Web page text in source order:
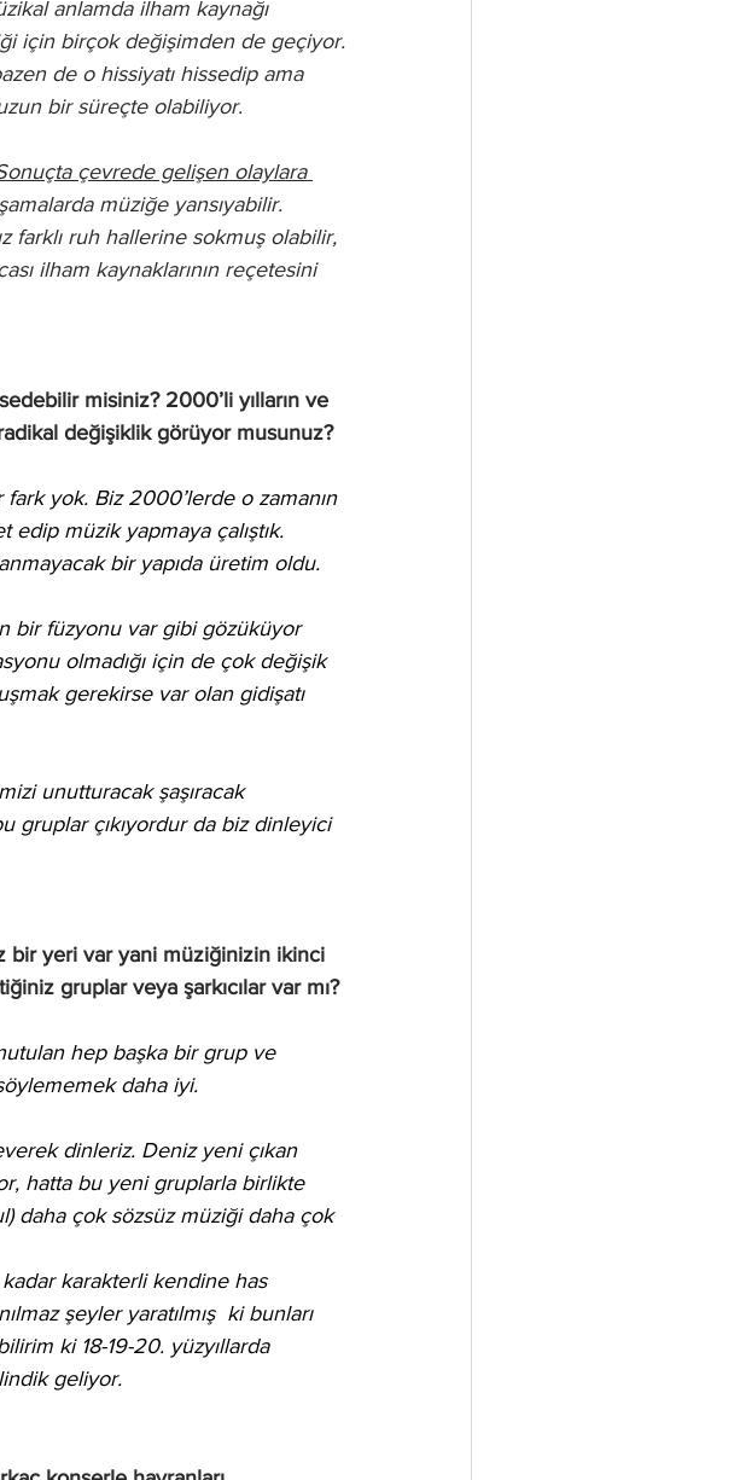
anlamda ilham kaynağı
için birçok değişimden de geçiyor.
de o hissiyatı hissedip ama
bir süreçte olabiliyor.
çevrede gelişen olaylara
müziğe yansıyabilir.
farklı ruh hallerine sokmuş olabilir,
ilham kaynaklarının reçetesini
misiniz? 2000’li yılların ve
değişiklik görüyor musunuz?
yok. Biz 2000’lerde o zamanın
edip müzik yapmaya çalıştık.
bir yapıda üretim oldu.
olmadığı için de çok değişik
gerekirse var olan gidişatı
unutturacak şaşıracak
gruplar çıkıyordur da biz dinleyici
gruplar veya şarkıcılar var mı?
hep başka bir grup ve
daha iyi.
dinleriz. Deniz yeni çıkan
hatta bu yeni gruplarla birlikte
daha çok sözsüz müziği daha çok
karakterli kendine has
şeyler yaratılmış  ki bunları
ki 18-19-20. yüzyıllarda
geliyor.